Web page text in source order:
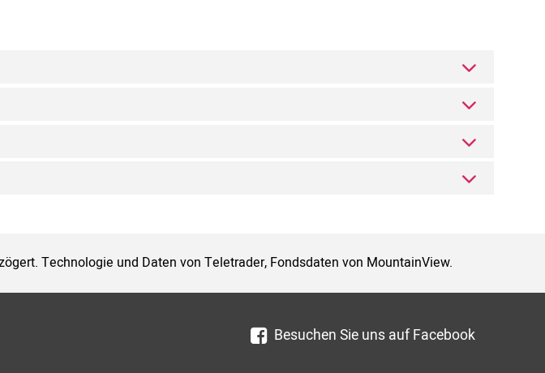
Technologie und Daten von Teletrader, Fondsdaten von MountainView.
Besuchen Sie uns auf Facebook